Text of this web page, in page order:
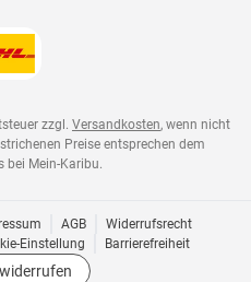
zzgl. Versandkosten, wenn nicht
Preise entsprechen dem
bei Mein-Karibu.
AGB
Widerrufsrecht
Einstellung Barrierefreiheit